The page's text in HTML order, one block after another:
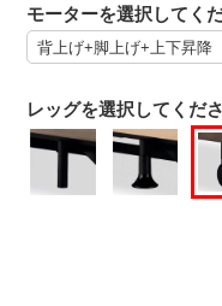
モーターを選択してく
レッグを選択してくだ